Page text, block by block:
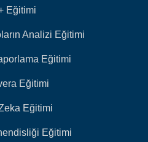
Eğitimi
Analizi Eğitimi
Eğitimi
Eğitimi
Eğitimi
Eğitimi